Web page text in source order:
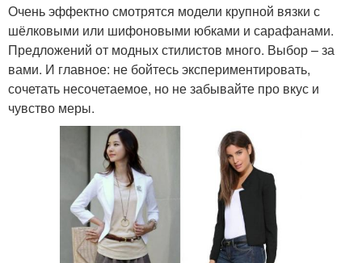
Очень эффектно смотрятся модели крупной вязки с
шёлковыми или шифоновыми юбками и сарафанами.
Предложений от модных стилистов много. Выбор – за
вами. И главное: не бойтесь экспериментировать,
сочетать несочетаемое, но не забывайте про вкус и
чувство меры.